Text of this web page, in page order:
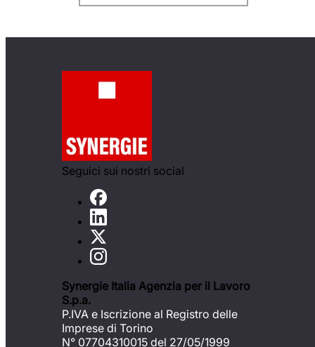
Seguici sui nostri social
Synergie Italia Agenzia per il Lavoro
S.p.a.
P.IVA e Iscrizione al Registro delle
Imprese di Torino
N° 07704310015 del 27/05/1999